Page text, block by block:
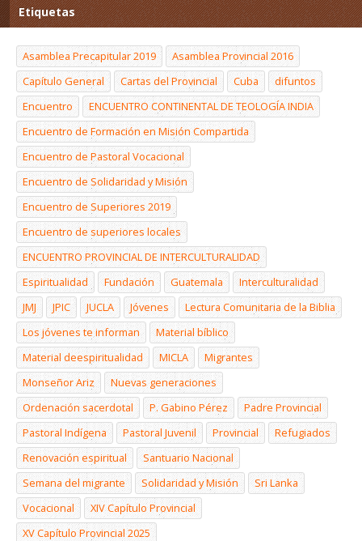
Etiquetas
Asamblea Precapitular 2019
Asamblea Provincial 2016
Capítulo General
Cartas del Provincial Cuba
difuntos
Encuentro
ENCUENTRO CONTINENTAL DE TEOLOGÍA INDIA
Encuentro de Formación en Misión Compartida
Encuentro de Pastoral Vocacional
Encuentro de Solidaridad y Misión
Encuentro de Superiores 2019
Encuentro de superiores locales
ENCUENTRO PROVINCIAL DE INTERCULTURALIDAD
Espiritualidad
Fundación Guatemala
Interculturalidad
JMJ
JPIC JUCLA Jóvenes
Lectura Comunitaria de la Biblia
Los jóvenes te informan
Material bíblico
Material deespiritualidad
MICLA
Migrantes
Monseñor Ariz
Nuevas generaciones
Ordenación sacerdotal
P. Gabino Pérez
Padre Provincial
Pastoral Indígena
Pastoral Juvenil Provincial
Refugiados
Renovación espiritual
Santuario Nacional
Semana del migrante
Solidaridad y Misión
Sri Lanka
Vocacional
XIV Capítulo Provincial
XV Capítulo Provincial 2025